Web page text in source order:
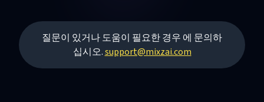
질문이 있거나 도움이 필요한 경우 에 문의하
십시오.support@mixzai.com